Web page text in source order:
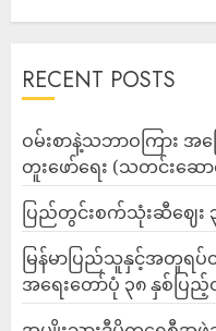
RECENT POSTS
ဝမ်းစာနဲ့သဘာဝကြား အဖ
တူးဖော်ရေး (သတင်းဆောင်
ပြည်တွင်းစက်သုံးဆီဈေ
မြန်မာပြည်သူနှင့်အတူရ
အရေးတော်ပုံ ၃၈ နှစ်ပြ